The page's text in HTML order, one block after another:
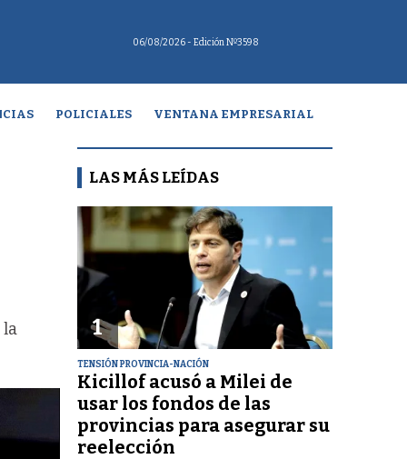
06/08/2026 - Edición Nº3598
POLICIALES VENTANA EMPRESARIAL
la
LAS MÁS LEÍDAS
1
TENSIÓN PROVINCIA-NACIÓN
Kicillof acusó a Milei de
usar los fondos de las
provincias para asegurar su
reelección